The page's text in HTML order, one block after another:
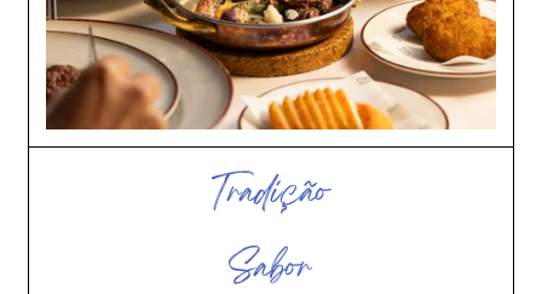
Tradição
Sabor